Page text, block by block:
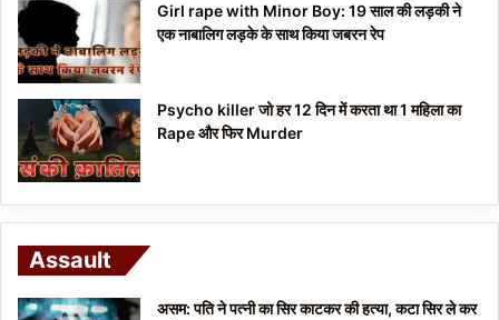
Girl rape with Minor Boy: 19 साल की लड़की ने
एक नाबालिग लड़के के साथ किया जबरन रेप
Psycho killer जो हर 12 दिन में करता था 1 महिला का
Rape और फिर Murder
Assault
असम: पति ने पत्नी का सिर काटकर की हत्या, कटा सिर ले कर